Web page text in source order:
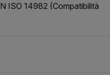
ISO 14982 (Compatibilità